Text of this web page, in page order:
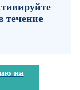
течение
на